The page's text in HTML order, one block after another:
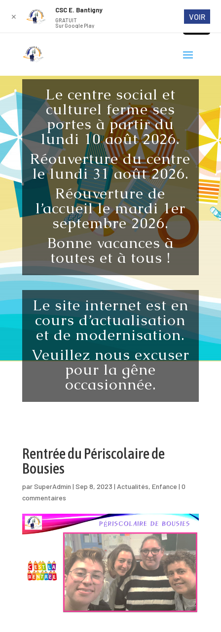
Le centre social et
culturel ferme ses
portes à partir du
lundi 10 août 2026.
Réouverture du centre
le lundi 31 août 2026.
Réouverture de
l’accueil le mardi 1er
septembre 2026.
Bonne vacances à
toutes et à tous !
Le site internet est en
cours d’actualisation
et de modernisation.
Veuillez nous excuser
pour la gêne
occasionnée.
Rentrée du Périscolaire de
Bousies
parSuperAdmin | Sep 8, 2023 | Actualités, Enfance | 0
commentaires
✕
CSC E. Bantigny
GRATUIT
Sur Google Play
VOIR